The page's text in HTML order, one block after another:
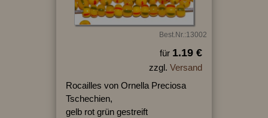
Best.Nr.:13002
für 1.19 €
zzgl. Versand
Rocailles von Ornella Preciosa
Tschechien,
gelb rot grün gestreift